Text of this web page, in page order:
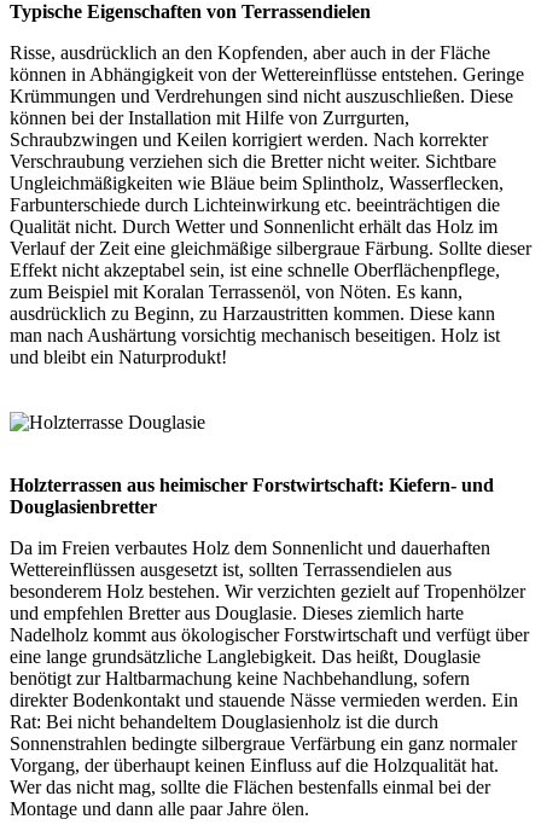
Typische Eigenschaften von Terrassendielen
Risse, ausdrücklich an den Kopfenden, aber auch in der Fläche
können in Abhängigkeit von der Wettereinflüsse entstehen. Geringe
Krümmungen und Verdrehungen sind nicht auszuschließen. Diese
können bei der Installation mit Hilfe von Zurrgurten,
Schraubzwingen und Keilen korrigiert werden. Nach korrekter
Verschraubung verziehen sich die Bretter nicht weiter. Sichtbare
Ungleichmäßigkeiten wie Bläue beim Splintholz, Wasserflecken,
Farbunterschiede durch Lichteinwirkung etc. beeinträchtigen die
Qualität nicht. Durch Wetter und Sonnenlicht erhält das Holz im
Verlauf der Zeit eine gleichmäßige silbergraue Färbung. Sollte dieser
Effekt nicht akzeptabel sein, ist eine schnelle Oberflächenpflege,
zum Beispiel mit Koralan Terrassenöl, von Nöten. Es kann,
ausdrücklich zu Beginn, zu Harzaustritten kommen. Diese kann
man nach Aushärtung vorsichtig mechanisch beseitigen. Holz ist
und bleibt ein Naturprodukt!
Holzterrassen aus heimischer Forstwirtschaft: Kiefern- und
Douglasienbretter
Da im Freien verbautes Holz dem Sonnenlicht und dauerhaften
Wettereinflüssen ausgesetzt ist, sollten Terrassendielen aus
besonderem Holz bestehen. Wir verzichten gezielt auf Tropenhölzer
und empfehlen Bretter aus Douglasie. Dieses ziemlich harte
Nadelholz kommt aus ökologischer Forstwirtschaft und verfügt über
eine lange grundsätzliche Langlebigkeit. Das heißt, Douglasie
benötigt zur Haltbarmachung keine Nachbehandlung, sofern
direkter Bodenkontakt und stauende Nässe vermieden werden. Ein
Rat: Bei nicht behandeltem Douglasienholz ist die durch
Sonnenstrahlen bedingte silbergraue Verfärbung ein ganz normaler
Vorgang, der überhaupt keinen Einfluss auf die Holzqualität hat.
Wer das nicht mag, sollte die Flächen bestenfalls einmal bei der
Montage und dann alle paar Jahre ölen.